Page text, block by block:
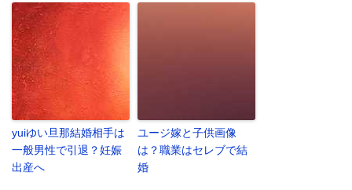
yuiゆい旦那結婚相手は
一般男性で引退？妊娠
出産へ
ユージ嫁と子供画像
は？職業はセレブで結
婚